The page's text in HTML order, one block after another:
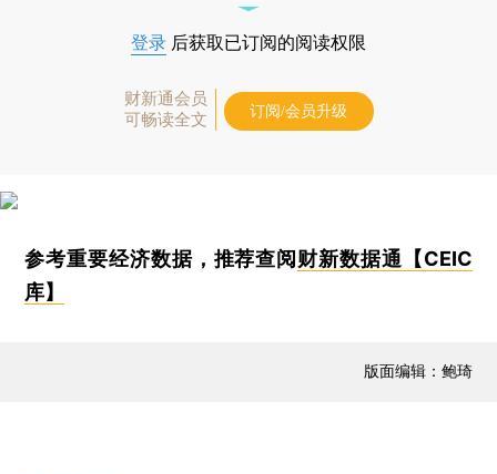
登录 后获取已订阅的阅读权限
财新通会员
可畅读全文
订阅/会员升级
参考重要经济数据，推荐查阅财新数据通【CEIC
库】
版面编辑：鲍琦